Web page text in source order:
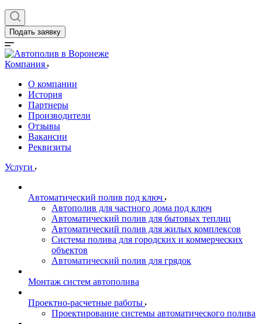
Подать заявку
Компания
О компании
История
Партнеры
Производители
Отзывы
Вакансии
Реквизиты
Услуги
Автоматический полив под ключ
Автополив для частного дома под ключ
Автоматический полив для бытовых теплиц
Автоматический полив для жилых комплексов
Система полива для городских и коммерческих
объектов
Автоматический полив для грядок
Монтаж систем автополива
Проектно-расчетные работы
Проектирование системы автоматического полива